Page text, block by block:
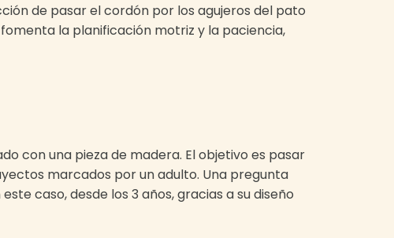
de pasar el cordón por los agujeros del pato
fomenta la planificación motriz y la paciencia,
con una pieza de madera. El objetivo es pasar
marcados por un adulto. Una pregunta
este caso, desde los 3 años, gracias a su diseño